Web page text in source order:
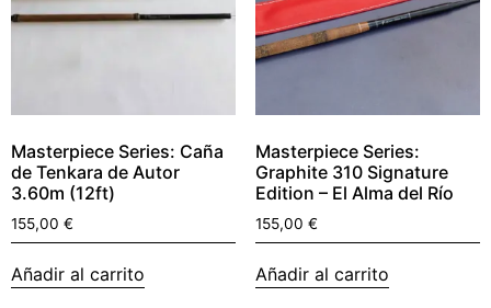
Masterpiece Series: Caña
de Tenkara de Autor
3.60m (12ft)
155,00 €
Añadir al carrito
Masterpiece Series:
Graphite 310 Signature
Edition – El Alma del Río
155,00 €
Añadir al carrito